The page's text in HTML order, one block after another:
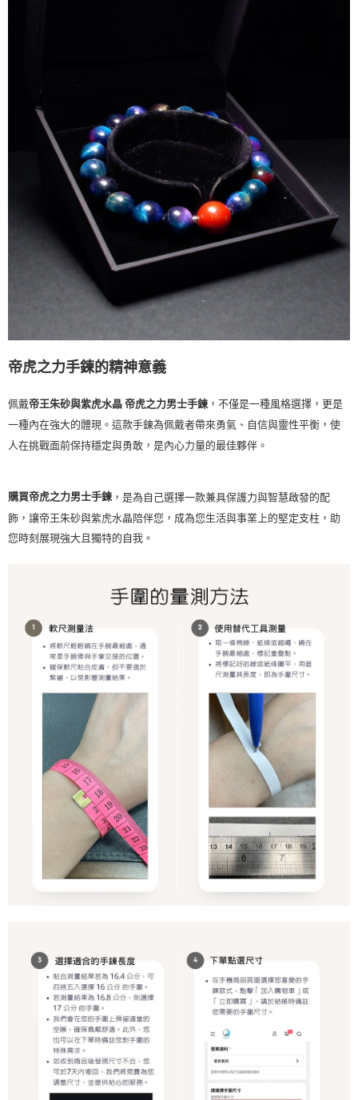
帝虎之力手鍊的精神意義
佩戴帝王朱砂與紫虎水晶 帝虎之力男士手鍊 ，不僅是一種風格選擇，更是
一種內在強大的體現。這款手鍊為佩戴者帶來勇氣、自信與靈性平衡，使
人在挑戰面前保持穩定與勇敢，是內心力量的最佳夥伴。
購買帝虎之力男士手鍊 ，是為自己選擇一款兼具保護力與智慧啟發的配
飾，讓帝王朱砂與紫虎水晶陪伴您，成為您生活與事業上的堅定支柱，助
您時刻展現強大且獨特的自我。